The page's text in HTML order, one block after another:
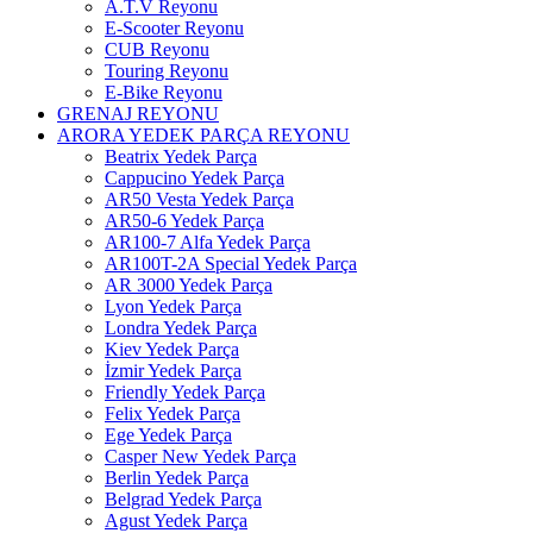
A.T.V Reyonu
E-Scooter Reyonu
CUB Reyonu
Touring Reyonu
E-Bike Reyonu
GRENAJ REYONU
ARORA YEDEK PARÇA REYONU
Beatrix Yedek Parça
Cappucino Yedek Parça
AR50 Vesta Yedek Parça
AR50-6 Yedek Parça
AR100-7 Alfa Yedek Parça
AR100T-2A Special Yedek Parça
AR 3000 Yedek Parça
Lyon Yedek Parça
Londra Yedek Parça
Kiev Yedek Parça
İzmir Yedek Parça
Friendly Yedek Parça
Felix Yedek Parça
Ege Yedek Parça
Casper New Yedek Parça
Berlin Yedek Parça
Belgrad Yedek Parça
Agust Yedek Parça